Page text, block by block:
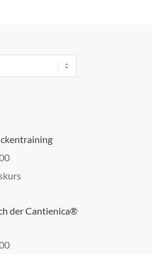
der Cantienica®